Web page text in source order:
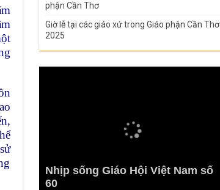
phận Cần Thơ
Giờ lễ tại các giáo xứ trong Giáo phận Cần Thơ
2025
Nhịp sống Giáo Hội Việt Nam số
60